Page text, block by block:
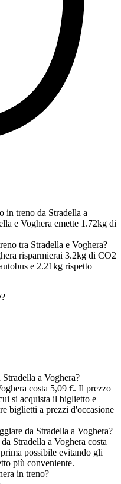
in treno da Stradella a
e Voghera emette 1.72kg di
tra Stradella e Voghera?
risparmierai 3.2kg di CO2
e 2.21kg rispetto
a Voghera?
costa 5,09 €. Il prezzo
si acquista il biglietto e
biglietti a prezzi d'occasione
da Stradella a Voghera?
Stradella a Voghera costa
possibile evitando gli
più conveniente.
in treno?